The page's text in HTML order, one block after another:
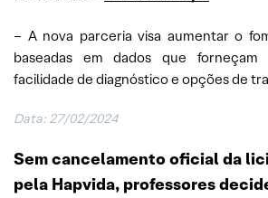
– A nova parceria visa aumentar o
baseadas em dados que forneçam
facilidade de diagnóstico e opções de
Data: 27/02/2024
Sem cancelamento oficial da
pela Hapvida, professores